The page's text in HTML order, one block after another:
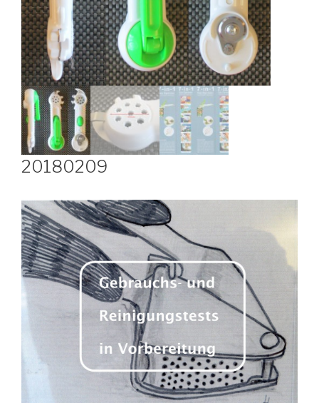
20180209